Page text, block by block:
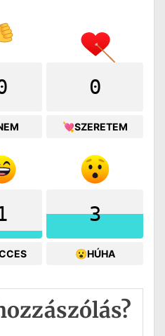
0
💘SZERETEM
3
😮HÚHA